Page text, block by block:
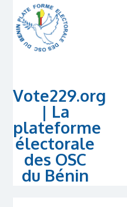
Vote229.org
| La
plateforme
électorale
des OSC
du Bénin